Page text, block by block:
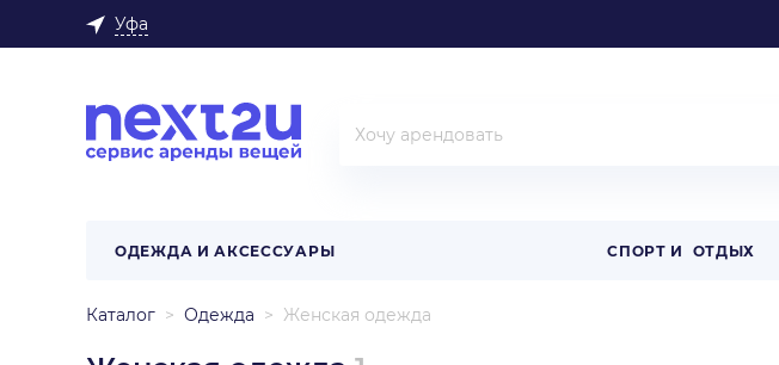
Уфа
ОДЕЖДА И АКСЕССУАРЫ СПОРТ И ОТДЫХ
Каталог Одежда Женская одежда